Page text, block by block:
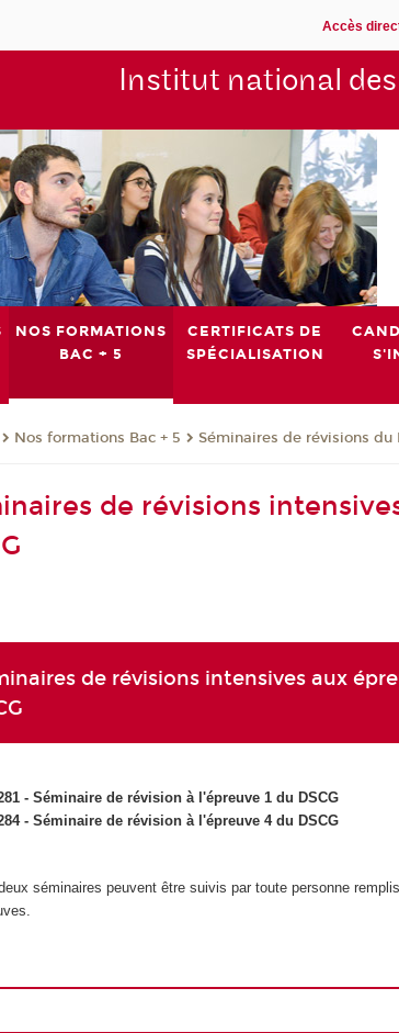
Accès
Institut national des
NOS FORMATIONS
BAC + 5
CERTIFICATS DE
SPÉCIALISATION
Nos formations Bac + 5 Séminaires de révisions du
de révisions
de révisions intensives aux
- Séminaire de révision à l'épreuve 1 du DSCG
- Séminaire de révision à l'épreuve 4 du DSCG
séminaires peuvent être suivis par toute personne